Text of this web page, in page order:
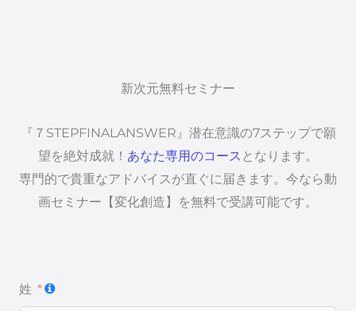
新次元無料セミナー
『７STEPFINALANSWER』潜在意識の7ステップで願
望を絶対成就！ あなた専用のコース となります。
専門的で貴重なアドバイスが直ぐに届きます。今なら動
画セミナー【変化創造】を無料で受講可能です。
姓